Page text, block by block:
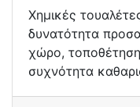
Χημικές
δυνατότητα
χώρο,
συχνότητα